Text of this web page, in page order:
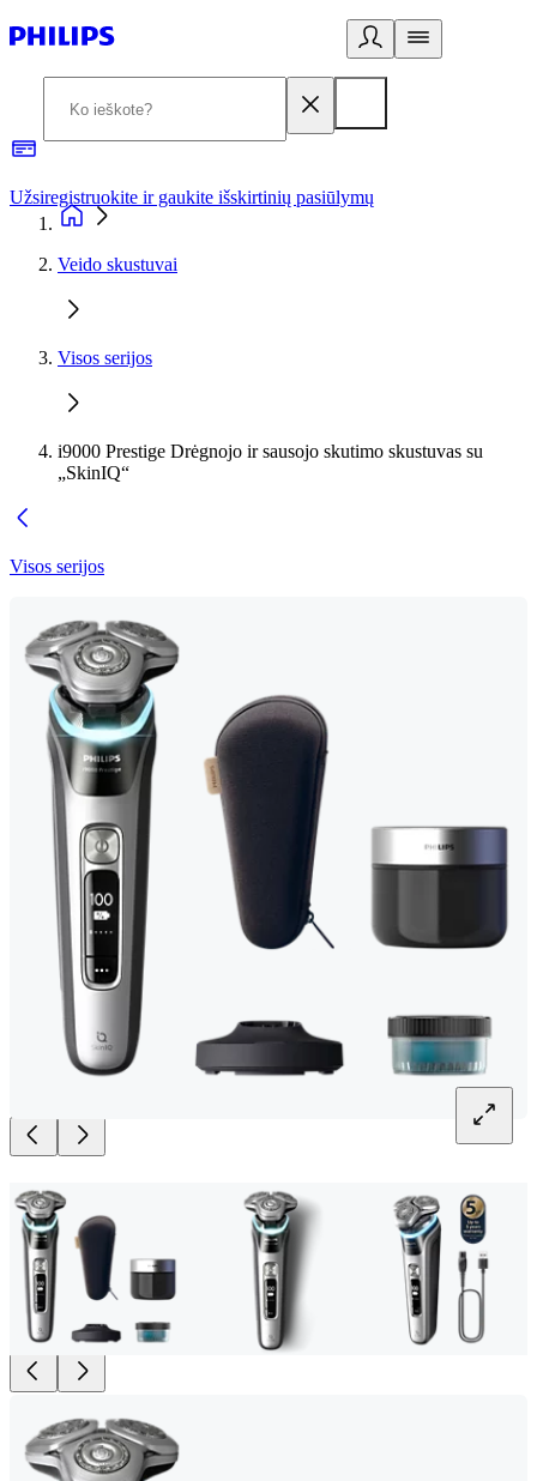
Užsiregistruokite ir gaukite išskirtinių pasiūlymų
Veido skustuvai
Visos serijos
i9000 Prestige Drėgnojo ir sausojo skutimo skustuvas su
„SkinIQ“
Visos serijos